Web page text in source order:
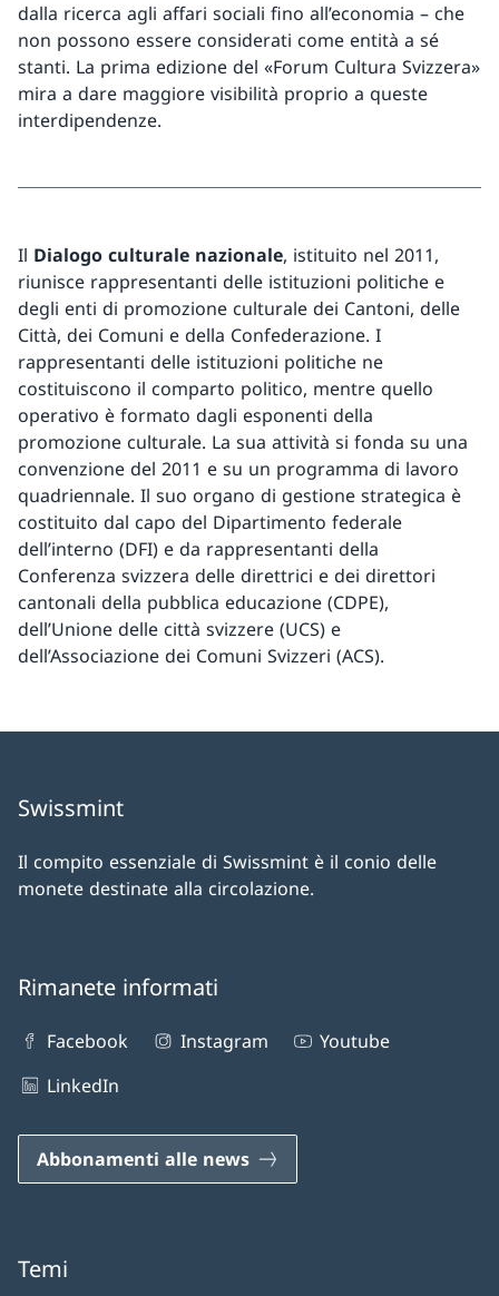
dalla ricerca agli affari sociali fino all’economia – che
non possono essere considerati come entità a sé
stanti. La prima edizione del «Forum Cultura Svizzera»
mira a dare maggiore visibilità proprio a queste
interdipendenze.
Il Dialogo culturale nazionale, istituito nel 2011,
riunisce rappresentanti delle istituzioni politiche e
degli enti di promozione culturale dei Cantoni, delle
Città, dei Comuni e della Confederazione. I
rappresentanti delle istituzioni politiche ne
costituiscono il comparto politico, mentre quello
operativo è formato dagli esponenti della
promozione culturale. La sua attività si fonda su una
convenzione del 2011 e su un programma di lavoro
quadriennale. Il suo organo di gestione strategica è
costituito dal capo del Dipartimento federale
dell’interno (DFI) e da rappresentanti della
Conferenza svizzera delle direttrici e dei direttori
cantonali della pubblica educazione (CDPE),
dell’Unione delle città svizzere (UCS) e
dell’Associazione dei Comuni Svizzeri (ACS).
Swissmint
Il compito essenziale di Swissmint è il conio delle
monete destinate alla circolazione.
Rimanete informati
Facebook Instagram
Youtube
LinkedIn
Abbonamenti alle news
Temi